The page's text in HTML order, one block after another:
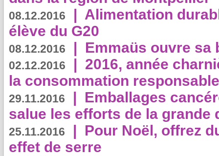
08.12.2016 | Alimentation
élève du G20
08.12.2016 | Emmaüs ouvre sa
02.12.2016 | 2016, année
la consommation
29.11.2016 | Emballages
salue les efforts de la grande
25.11.2016 | Pour Noël, offrez
effet de serre